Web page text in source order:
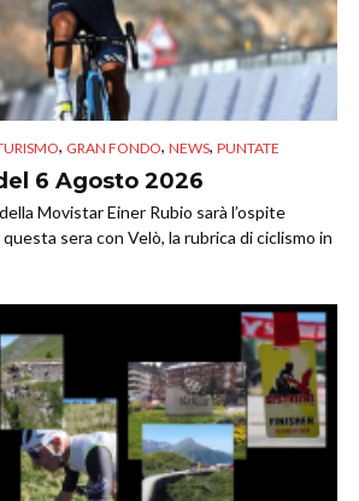
, GRAN FONDO, NEWS, PUNTATE
6 Agosto 2026
Movistar Einer Rubio sarà l’ospite
sera con Velò, la rubrica di ciclismo in